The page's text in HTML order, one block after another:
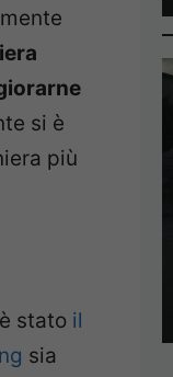
si è
più
stato il
sia